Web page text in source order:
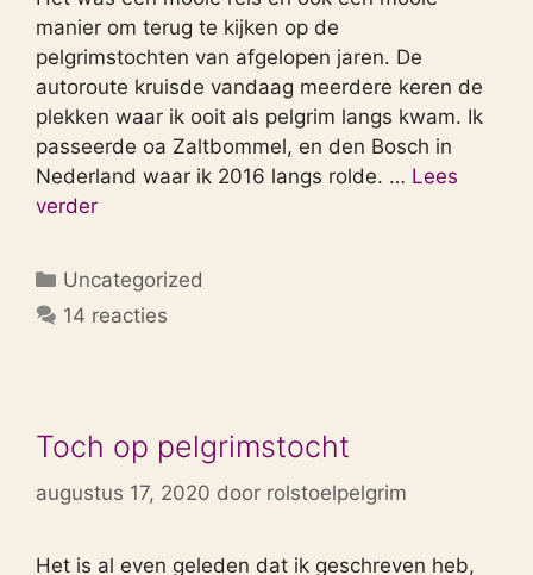
manier om terug te kijken op de
pelgrimstochten van afgelopen jaren. De
autoroute kruisde vandaag meerdere keren de
plekken waar ik ooit als pelgrim langs kwam. Ik
passeerde oa Zaltbommel, en den Bosch in
Nederland waar ik 2016 langs rolde. … Lees
verder
Categorieën
Uncategorized
14 reacties
Toch op pelgrimstocht
augustus 17, 2020 door rolstoelpelgrim
Het is al even geleden dat ik geschreven heb,